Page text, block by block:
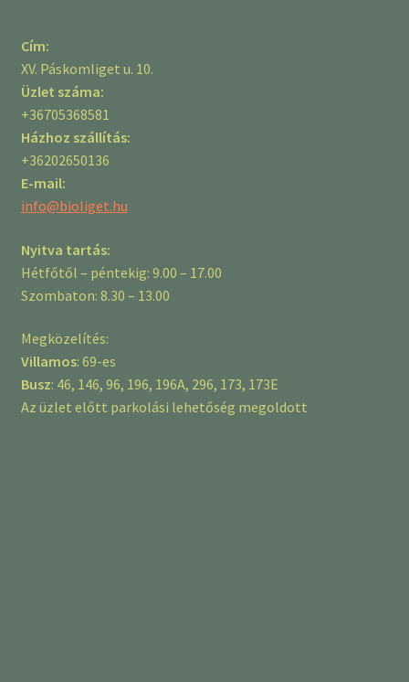
Cím:
XV. Páskomliget u. 10.
Üzlet száma:
+36705368581
Házhoz szállítás:
+36202650136
E-mail:
info@bioliget.hu
Nyitva tartás:
Hétfőtől – péntekig: 9.00 – 17.00
Szombaton: 8.30 – 13.00
Megközelítés:
Villamos: 69-es
Busz: 46, 146, 96, 196, 196A, 296, 173, 173E
Az üzlet előtt parkolási lehetőség megoldott